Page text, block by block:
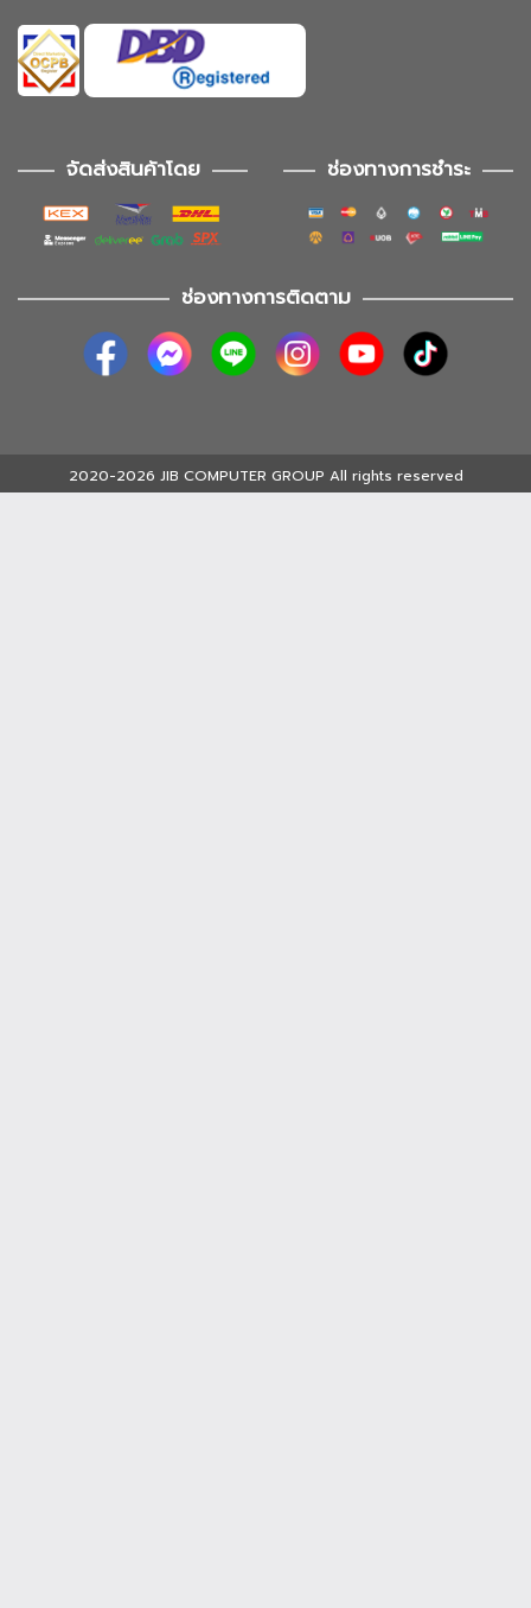
จัดส่งสินค้าโดย ช่องทางการชำระ
ช่องทางการติดตาม
2020-2026 JIB COMPUTER GROUP All rights reserved